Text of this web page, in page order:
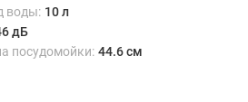
воды: 10 л
дБ
посудомойки: 44.6 см